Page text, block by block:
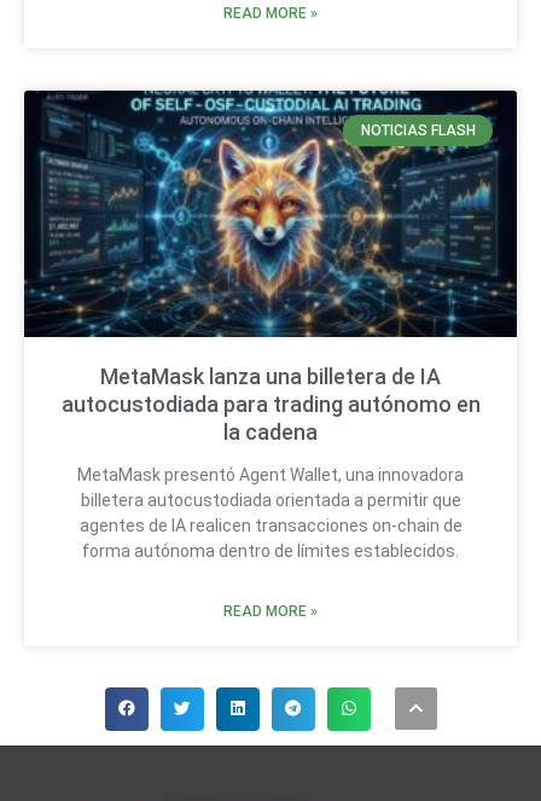
READ MORE »
NOTICIAS FLASH
MetaMask lanza una billetera de IA
autocustodiada para trading autónomo en
la cadena
MetaMask presentó Agent Wallet, una innovadora
billetera autocustodiada orientada a permitir que
agentes de IA realicen transacciones on-chain de
forma autónoma dentro de límites establecidos.
READ MORE »